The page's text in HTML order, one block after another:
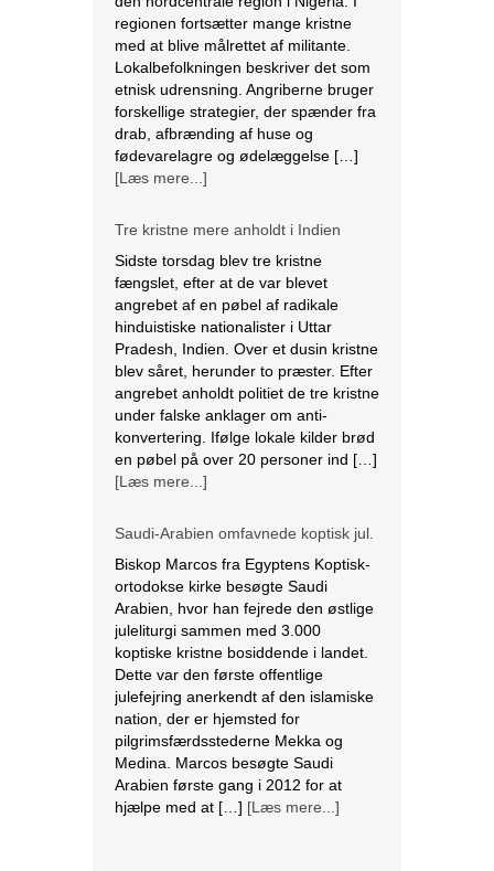
Tre kristne mere anholdt i Indien
Sidste torsdag blev tre kristne
fængslet, efter at de var blevet
angrebet af en pøbel af radikale
hinduistiske nationalister i Uttar
Pradesh, Indien. Over et dusin kristne
blev såret, herunder to præster. Efter
under falske anklager om anti-
en pøbel på over 20 personer ind […]
[Læs mere...]
Saudi-Arabien omfavnede koptisk jul.
Biskop Marcos fra Egyptens Koptisk-
ortodokse kirke besøgte Saudi
Arabien, hvor han fejrede den østlige
juleliturgi sammen med 3.000
koptiske kristne bosiddende i landet.
Dette var den første offentlige
nation, der er hjemsted for
Medina. Marcos besøgte Saudi
Arabien første gang i 2012 for at
hjælpe med at […][Læs mere...]
Lesbisk par i Costa Rica bliver viet
efter lovændring
De første vielser i Costa Rica mellem
par af samme køn har fundet sted
tirsdag. Det skriver BBC. Dermed er
Costa Rica det første
centralamerikanske land, der tillader